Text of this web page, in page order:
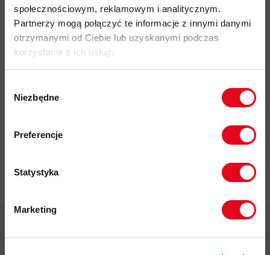
społecznościowym, reklamowym i analitycznym.
Partnerzy mogą połączyć te informacje z innymi danymi
otrzymanymi od Ciebie lub uzyskanymi podczas
korzystania z ich usług.
zgody
Niezbędne
Preferencje
Statystyka
Marketing
zgodnie z Polityką prywatności.